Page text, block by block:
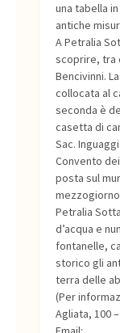
una tabella
antiche
A Petralia
scoprire, tra
Bencivinni.
collocata al
seconda è
casetta di
Sac.
Convento
posta sul
Petralia
d’acqua e
fontanelle,
storico gli
terra delle
(Per
Agliata, 100